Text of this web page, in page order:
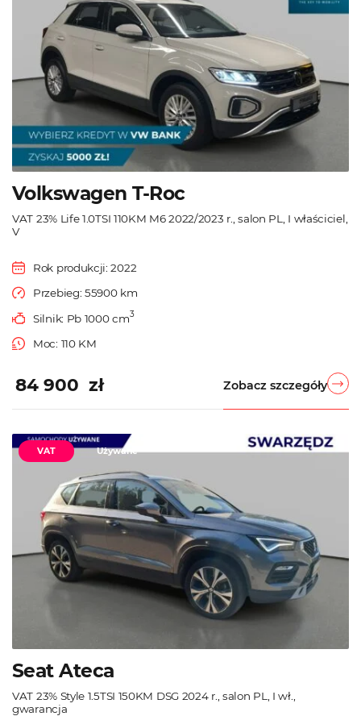
Volkswagen T-Roc
VAT 23% Life 1.0TSI 110KM M6 2022/2023 r., salon PL, I właściciel,
V
Rok produkcji: 2022
Przebieg: 55900 km
Silnik: Pb 1000 cm3
Moc: 110 KM
84 900 zł Zobacz szczegóły
VAT Używane
Seat Ateca
VAT 23% Style 1.5TSI 150KM DSG 2024 r., salon PL, I wł.,
gwarancja